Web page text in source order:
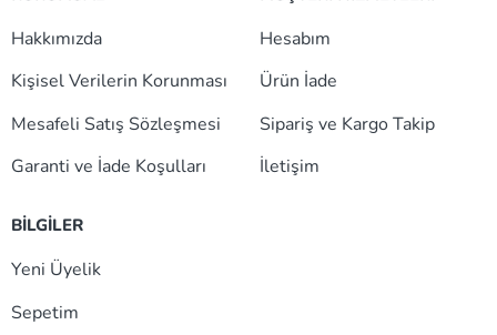
Hakkımızda
Kişisel Verilerin Korunması
Mesafeli Satış Sözleşmesi
Garanti ve İade Koşulları
Hesabım
Ürün İade
Sipariş ve Kargo Takip
İletişim
BİLGİLER
Yeni Üyelik
Sepetim